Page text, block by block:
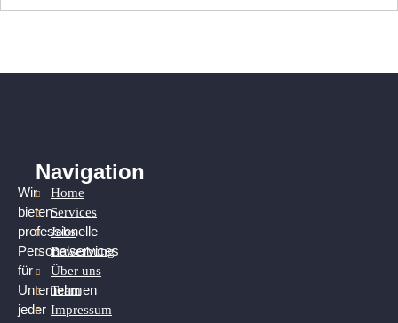
Wir
bieten
professionelle
Personalservices
für
Unternehmen
jeder
Navigation
Home
Services
Jobs
Bewerbung
Über uns
Team
Impressum